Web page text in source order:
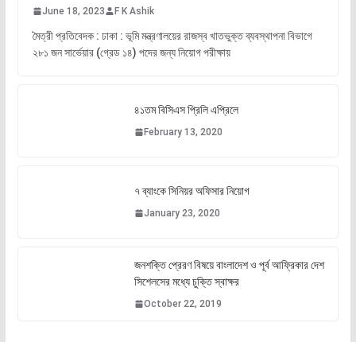
June 18, 2023 F K Ashik
মৈত্রী প্রতিবেদক : ঢাকা : ভূমি মন্ত্রণালয়ের রাজস্ব খাতভুক্ত ব্যবস্থাপনা বিভাগে
২৮১ জন সার্ভেয়ার (গ্রেড ১৪) পদের জন্য নিয়োগ পরীক্ষায়
৪১তম বিসিএস প্রিলি এপ্রিলে
February 13, 2020
৭ ব্যাংকে সিনিয়র অফিসার নিয়োগ
January 23, 2020
জনশক্তি প্রেরণ বিষয়ে বাংলাদেশ ও পূর্ব আফ্রিকার দেশ
সিশেলসের মধ্যে চুক্তি স্বাক্ষর
October 22, 2019